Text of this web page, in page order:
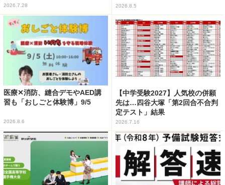
2026.7.28 2026.8.5
医療✕消防、縫合デモやAED講
習も「おしごと体験博」9/5
2026.8.6
【中学受験2027】人気校の併願
先は…四谷大塚「第2回合不合判
定テスト」結果
2026.7.16